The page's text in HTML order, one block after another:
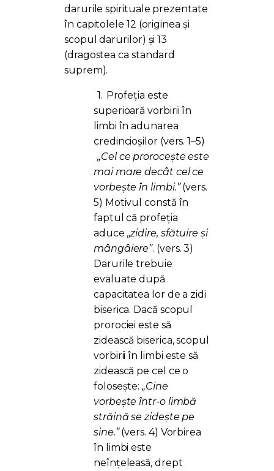
darurile spirituale prezentate
în capitolele 12 (originea și
scopul darurilor) și 13
(dragostea ca standard
suprem).
1. Profeția este
superioară vorbirii în
limbi în adunarea
credincioșilor (vers. 1–5)
„Cel ce prorocește este
mai mare decât cel ce
vorbește în limbi.”(vers.
5) Motivul constă în
faptul că profeția
aduce „zidire, sfătuire și
mângâiere”. (vers. 3)
Darurile trebuie
evaluate după
capacitatea lor de a zidi
biserica. Dacă scopul
prorociei este să
zidească biserica, scopul
vorbirii în limbi este să
zidească pe cel ce o
folosește:„Cine
vorbește într-o limbă
străină se zidește pe
sine.”(vers. 4) Vorbirea
în limbi este
neînțeleasă, drept